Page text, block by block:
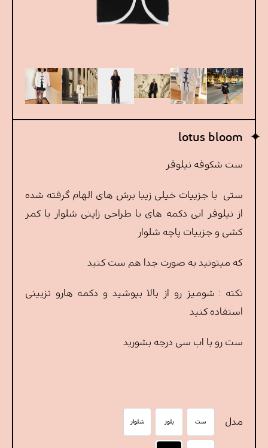
lotus bloom
ست شکوفه نیلوفر
ستی با جزییات خیلی زیبا برش های الهام گرفته شده
از نیلوفر ابی دکمه های با طراحی زاپنی شلوار با کمر
کشی و جزییات پاچه شلوار
که میتونید به صورت جدا هم ست کنید
نکته : شومیز رو از بالا بپوشید و دکمه هارو تزیینی
استفاده کنید
ست رو با اب سی درجه بشورید
مدل ست بلوز شلوار